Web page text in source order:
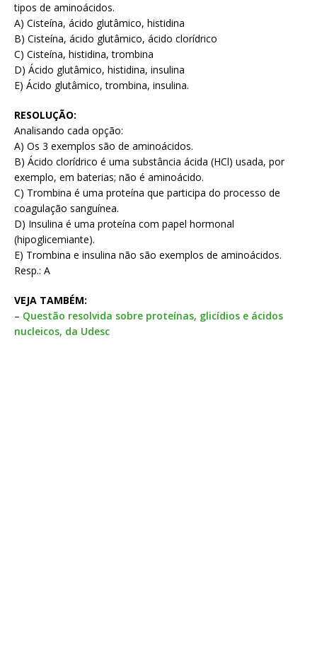
tipos de aminoácidos.
A) Cisteína, ácido glutâmico, histidina
B) Cisteína, ácido glutâmico, ácido clorídrico
C) Cisteína, histidina, trombina
D) Ácido glutâmico, histidina, insulina
E) Ácido glutâmico, trombina, insulina.
RESOLUÇÃO:
Analisando cada opção:
A) Os 3 exemplos são de aminoácidos.
B) Ácido clorídrico é uma substância ácida (HCl) usada, por
exemplo, em baterias; não é aminoácido.
C) Trombina é uma proteína que participa do processo de
coagulação sanguínea.
D) Insulina é uma proteína com papel hormonal
(hipoglicemiante).
E) Trombina e insulina não são exemplos de aminoácidos.
Resp.: A
VEJA TAMBÉM:
– Questão resolvida sobre proteínas, glicídios e ácidos
nucleicos, da Udesc